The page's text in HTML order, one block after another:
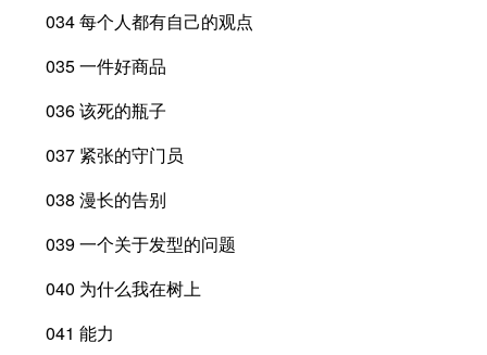
034 每个人都有自己的观点
035 一件好商品
036 该死的瓶子
037 紧张的守门员
038 漫长的告别
039 一个关于发型的问题
040 为什么我在树上
041 能力